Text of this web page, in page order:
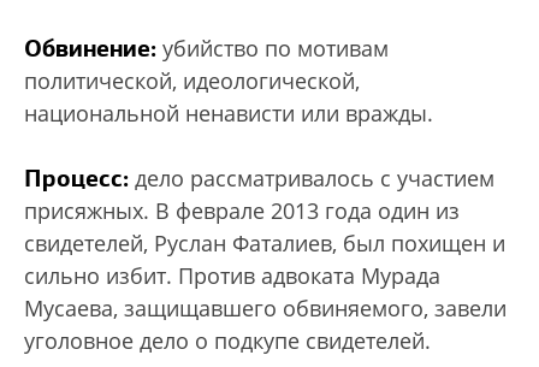
Обвинение: убийство по мотивам
политической, идеологической,
национальной ненависти или вражды.
Процесс: дело рассматривалось с участием
присяжных. В феврале 2013 года один из
свидетелей, Руслан Фаталиев, был похищен и
сильно избит. Против адвоката Мурада
Мусаева, защищавшего обвиняемого, завели
уголовное дело о подкупе свидетелей.